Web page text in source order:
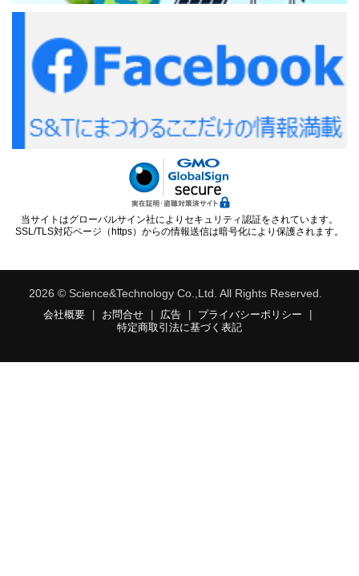
当サイトはグローバルサイン社によりセキュリティ認証をされています。
SSL/TLS対応ページ（https）からの情報送信は暗号化により保護されます。
2026 © Science&Technology Co.,Ltd. All Rights Reserved.
会社概要 お問合せ 広告 プライバシーポリシー
特定商取引法に基づく表記